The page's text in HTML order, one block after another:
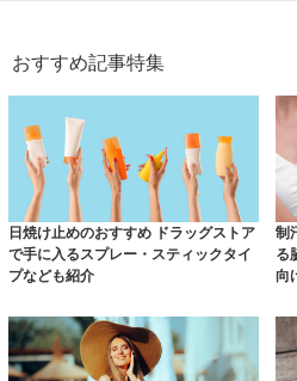
おすすめ記事特集
日焼け止めのおすすめ ドラッグストア
で手に入るスプレー・スティックタイ
プなども紹介
制
る
向